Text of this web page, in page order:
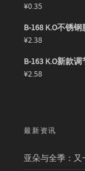
¥0.35
B-168 K.O不锈
¥2.38
B-163 K.O新款
¥2.58
最新资讯
亚朵与全季：又